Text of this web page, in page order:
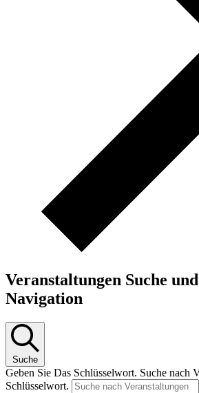
Veranstaltungen Suche
Navigation
Suche
Geben Sie Das Schlüsselwort. Suche nach
Schlüsselwort.